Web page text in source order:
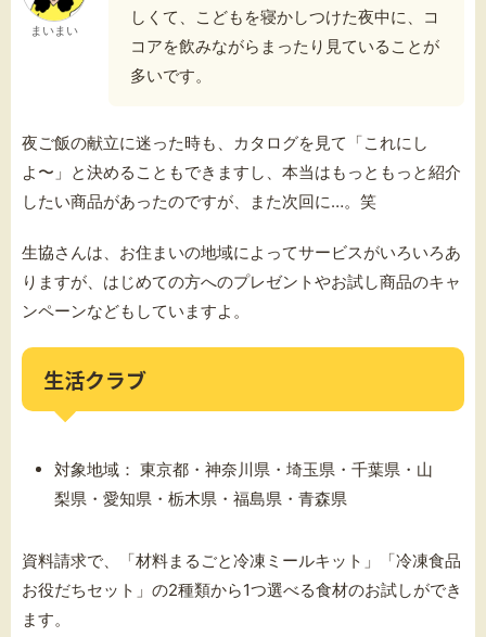
まいまい
しくて、こどもを寝かしつけた夜中に、コ
コアを飲みながらまったり見ていることが
多いです。
夜ご飯の献立に迷った時も、カタログを見て「これにし
よ〜」と決めることもできますし、本当はもっともっと紹介
したい商品があったのですが、また次回に…。笑
生協さんは、お住まいの地域によってサービスがいろいろあ
りますが、はじめての方へのプレゼントやお試し商品のキャ
ンペーンなどもしていますよ。
生活クラブ
対象地域： 東京都・神奈川県・埼玉県・千葉県・山
梨県・愛知県・栃木県・福島県・青森県
資料請求で、「材料まるごと冷凍ミールキット」「冷凍食品
お役だちセット」の2種類から1つ選べる食材のお試しができ
ます。